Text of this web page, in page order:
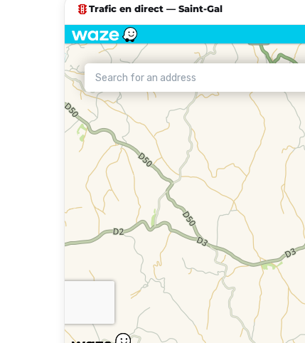
traffic Trafic en direct — Saint-Gal